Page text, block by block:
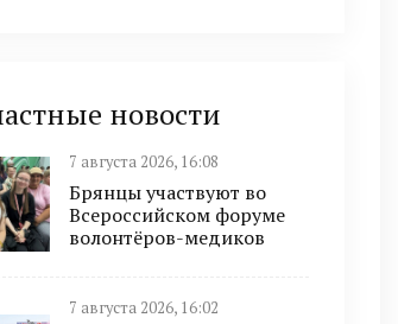
новости
7 августа 2026, 16:08
Брянцы участвуют во
Всероссийском форуме
волонтёров-медиков
7 августа 2026, 16:02